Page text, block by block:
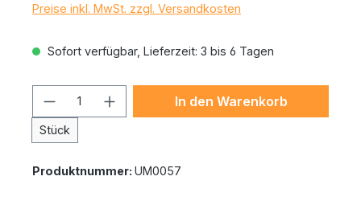
Preise inkl. MwSt. zzgl. Versandkosten
Sofort verfügbar, Lieferzeit: 3 bis 6 Tagen
Produkt Anzahl: Gib den
Stück
In den Warenkorb
Produktnummer: UM0057